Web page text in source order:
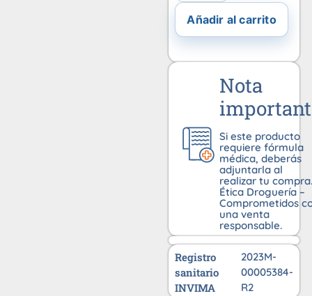
Añadir al carrito
Nota
Si este producto
requiere fórmula
médica, deberás
adjuntarla al
realizar tu compra.
Ética Droguería –
Comprometidos
una venta
responsable.
Registro
sanitario
INVIMA
2023M-
00005384-
R2